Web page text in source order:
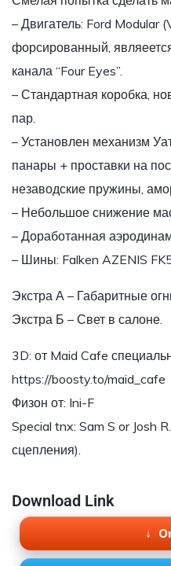
– Двигатель: Ford Modular
форсированный,
канала “Four Eyes”.
– Стандартная коробка,
пар.
– Установлен механизм
панары + проставки на
незаводские пружины,
– Небольшое снижение
– Доработанная
– Шины: Falken AZENIS
Экстра А – Габаритные
Экстра Б – Свет в салоне.
3D: от Maid Cafe
https://boosty.to/maid_cafe
Физон от: Ini-F
Special tnx: Sam S or Josh
сцепления).
Download Link